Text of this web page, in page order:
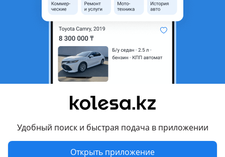
Удобный поиск и быстрая подача в приложении
Открыть приложение
Алматы, Алматинская
2000 - 2016 M150
Хэтчбек
Объем двигателя, л
110 000 км
Автомат
Привод
Передний привод
Руль
Слева